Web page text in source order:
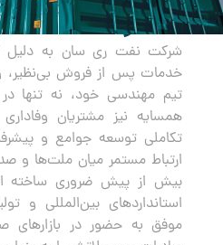
صادرات
شرکت نفت ری سان به دلیل
خدمات پس از فروش بی‌نظیر،
تیم مهندسی خود، نه تنها در
همسایه نیز مشتریان
تکاملی توسعه جوامع و
ارتباط مستمر میان ملت‌ها و
بیش از پیش ضروری ساخته
استانداردهای بین‌المللی و
موفق به حضور در بازارهای